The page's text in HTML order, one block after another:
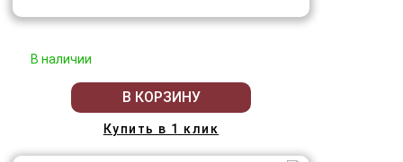
В наличии
В КОРЗИНУ
Купить в 1 клик